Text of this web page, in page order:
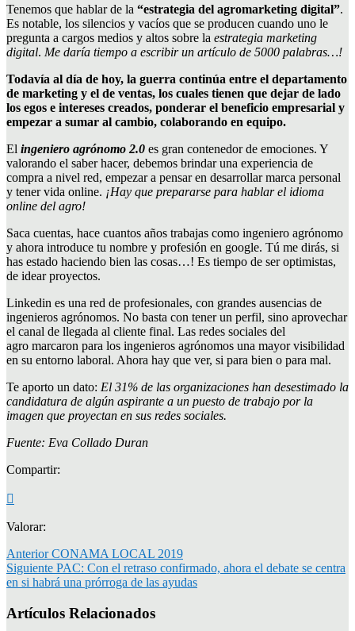
Tenemos que hablar de la “estrategia del agromarketing digital”.
Es notable, los silencios y vacíos que se producen cuando uno le
pregunta a cargos medios y altos sobre la estrategia marketing
digital. Me daría tiempo a escribir un artículo de 5000 palabras…!
Todavía al día de hoy, la guerra continúa entre el departamento
de marketing y el de ventas, los cuales tienen que dejar de lado
los egos e intereses creados, ponderar el beneficio empresarial y
empezar a sumar al cambio, colaborando en equipo.
El ingeniero agrónomo 2.0 es gran contenedor de emociones. Y
valorando el saber hacer, debemos brindar una experiencia de
compra a nivel red, empezar a pensar en desarrollar marca personal
y tener vida online. ¡Hay que prepararse para hablar el idioma
online del agro!
Saca cuentas, hace cuantos años trabajas como ingeniero agrónomo
y ahora introduce tu nombre y profesión en google. Tú me dirás, si
has estado haciendo bien las cosas…! Es tiempo de ser optimistas,
de idear proyectos.
Linkedin es una red de profesionales, con grandes ausencias de
ingenieros agrónomos. No basta con tener un perfil, sino aprovechar
el canal de llegada al cliente final. Las redes sociales del
agro marcaron para los ingenieros agrónomos una mayor visibilidad
en su entorno laboral. Ahora hay que ver, si para bien o para mal.
Te aporto un dato: El 31% de las organizaciones han desestimado la
candidatura de algún aspirante a un puesto de trabajo por la
imagen que proyectan en sus redes sociales.
Fuente: Eva Collado Duran
Compartir:
Valorar:
Anterior CONAMA LOCAL 2019
Siguiente PAC: Con el retraso confirmado, ahora el debate se centra
en si habrá una prórroga de las ayudas
Artículos Relacionados